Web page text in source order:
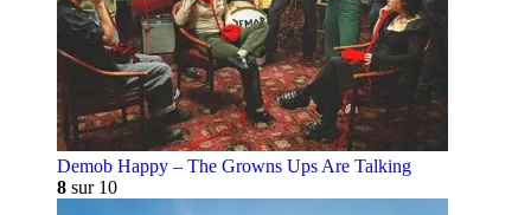
Demob Happy – The Growns Ups Are Talking
8 sur 10